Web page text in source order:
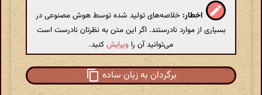
اخطار: خلاصه‌های تولید شده توسط هوش مصنوعی در
بسیاری از موارد نادرستند. اگر این متن به نظرتان نادرست است
می‌توانید آن را ویرایشکنید.
برگردان به زبان ساده